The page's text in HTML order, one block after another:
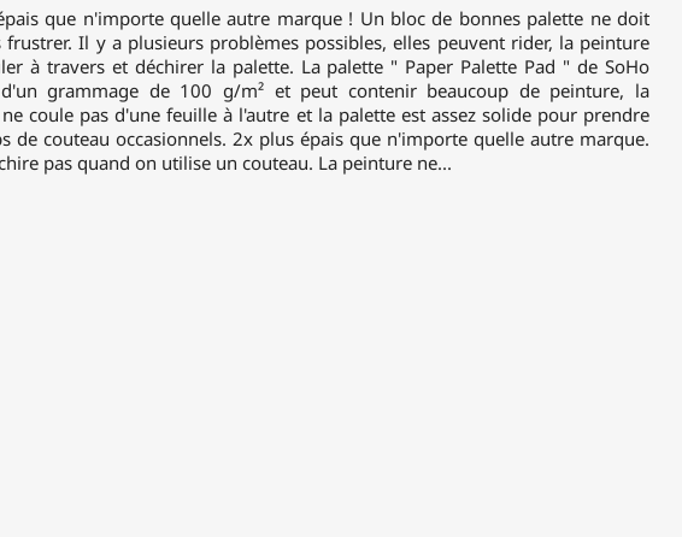
que n'importe quelle autre marque ! Un bloc de bonnes palette ne doit
frustrer. Il y a plusieurs problèmes possibles, elles peuvent rider, la peinture
à travers et déchirer la palette. La palette " Paper Palette Pad " de SoHo
grammage de 100 g/m² et peut contenir beaucoup de peinture, la
coule pas d'une feuille à l'autre et la palette est assez solide pour prendre
de couteau occasionnels. 2x plus épais que n'importe quelle autre marque.
pas quand on utilise un couteau. La peinture ne...